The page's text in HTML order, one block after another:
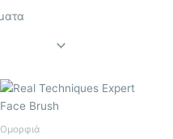
Ομορφιά